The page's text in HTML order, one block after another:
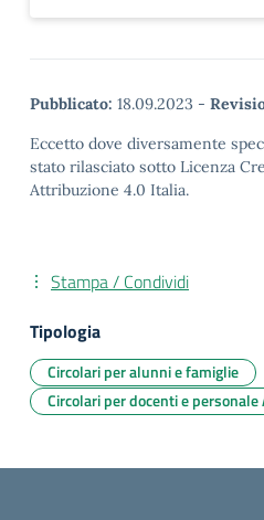
Pubblicato: 18.09.2023 -
Eccetto dove diversamente
stato rilasciato sotto Licenza
Attribuzione 4.0 Italia.
Stampa / Condividi
Tipologia
Circolari per alunni e famiglie
Circolari per docenti e personale